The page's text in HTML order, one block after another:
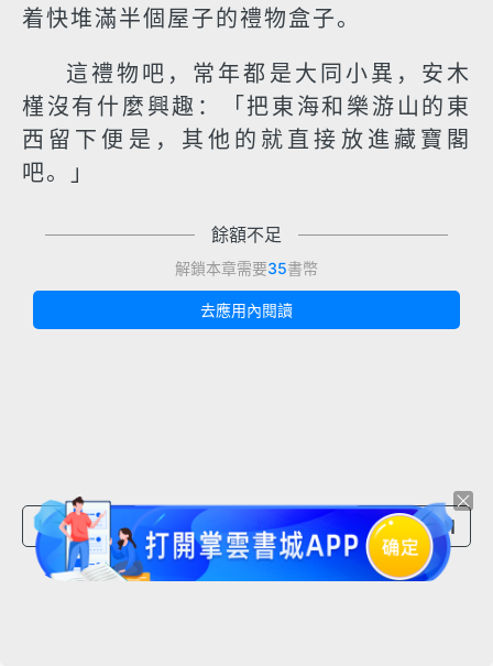
着快堆滿半個屋子的禮物盒子。
這禮物吧，常年都是大同小異，安木
槿沒有什麼興趣：「把東海和樂游山的東
西留下便是，其他的就直接放進藏寶閣
吧。」
餘額不足
解鎖本章需要35書幣
去應用內閱讀
上一章節 下一章節